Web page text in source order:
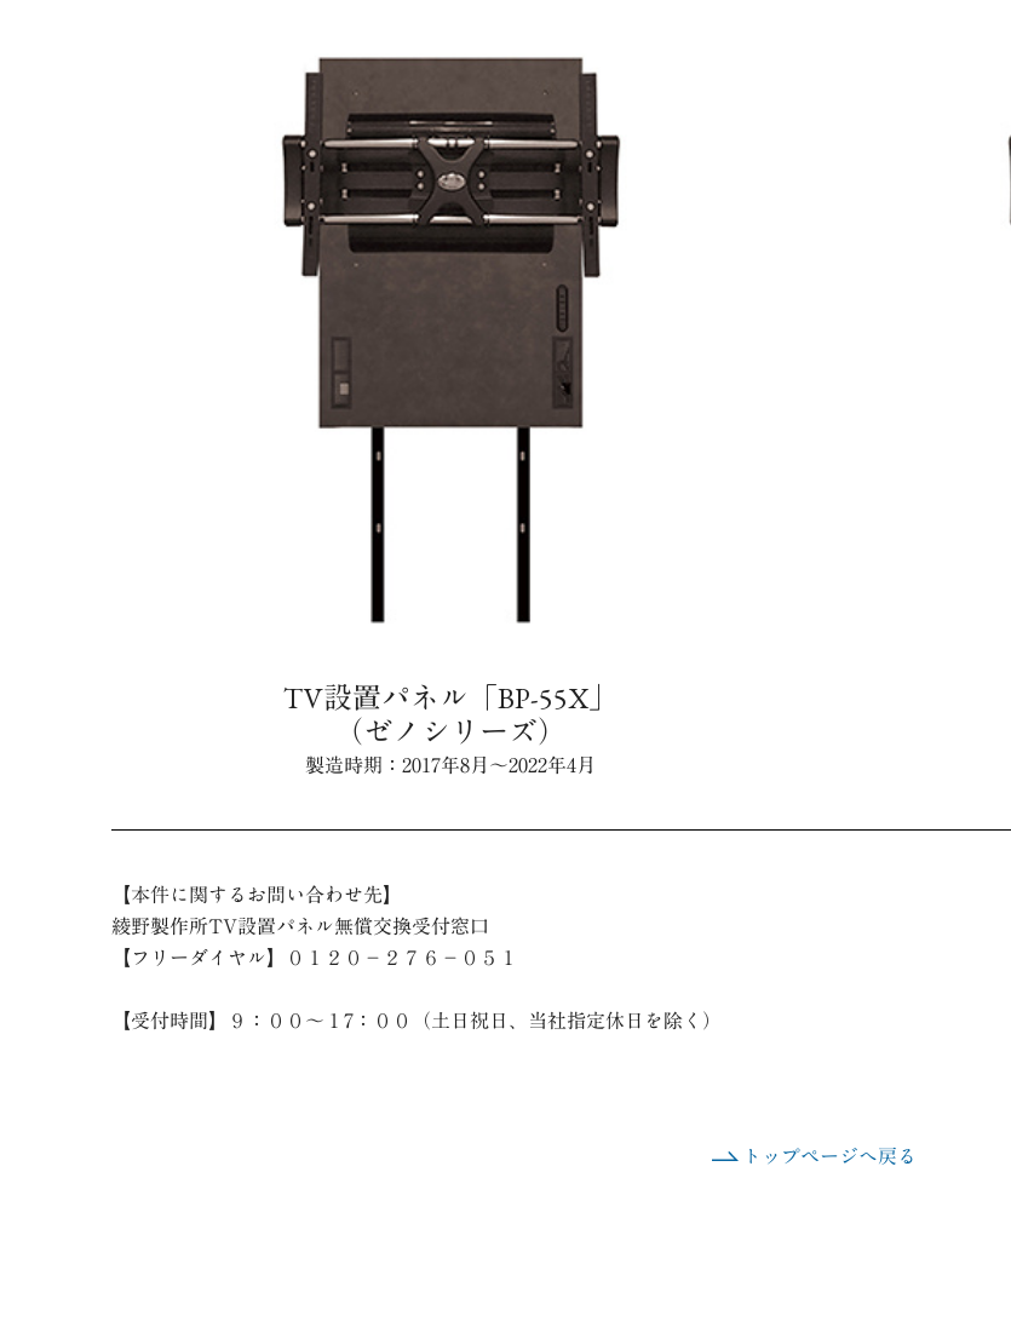
TV設置パネル「BP-55X」
（ゼノシリーズ）
製造時期：2017年8月～2022年4月
【本件に関するお問い合わせ先】
綾野製作所TV設置パネル無償交換受付窓口
【フリーダイヤル】０１２０－２７６－０５１
【受付時間】９：００～１7：００（土日祝日、当社指定休日を除く）
トップページへ戻る